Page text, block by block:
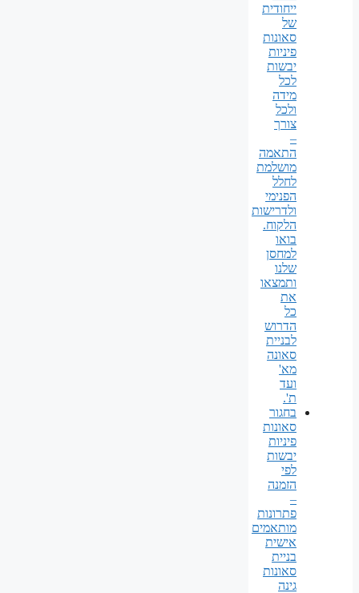
ייחודית
של
סאונות
פיניות
יבשות
לכל
מידה
ולכל
צורך
–
התאמה
מושלמת
לחלל
הפנימי
ולדרישות
הלקוח.
בואו
למחסן
שלנו
ותמצאו
את
כל
הדרוש
לבניית
סאונה
מא'
ועד
ת'.
בחגור
סאונות
פיניות
יבשות
לפי
הזמנה
–
פתרונות
מותאמים
אישית
בניית
סאונות
גינה